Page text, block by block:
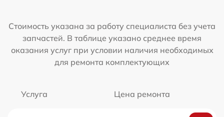
Стоимость указана за работу специалиста без учета
запчастей. В таблице указано среднее время
оказания услуг при условии наличия необходимых
для ремонта комплектующих
Услуга Цена ремонта